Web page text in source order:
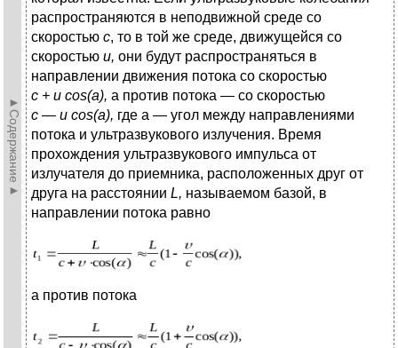
►Содержание►
распространяются в неподвижной среде со
скоростью с, то в той же среде, движущейся со
скоростью u, они будут распространяться в
направлении движения потока со скоростью
с + u cos(a), а против потока — со скоростью
с — u cos(a), где a — угол между направлениями
потока и ультразвукового излучения. Время
прохождения ультразвукового импульса от
излучателя до приемника, расположенных друг от
друга на расстоянии L, называемом базой, в
направлении потока равно
а против потока